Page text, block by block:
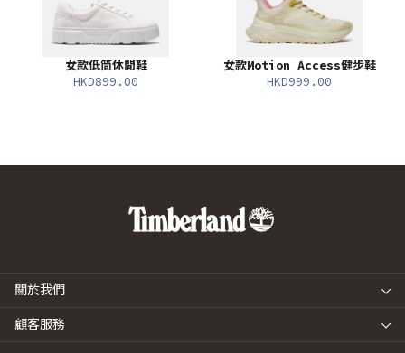
女款低筒休閒鞋
HKD899.00
女款Motion Access健步鞋
HKD999.00
關於我們
顧客服務